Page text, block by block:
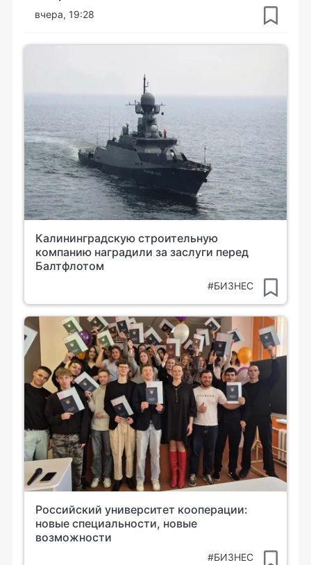
вчера, 19:28
Калининградскую строительную
компанию наградили за заслуги перед
Балтфлотом
#БИЗНЕС
Российский университет кооперации:
новые специальности, новые
возможности
#БИЗНЕС